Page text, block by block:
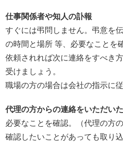
仕事関係者や知人の訃報
すぐには弔問しません。弔意を
の時間と場所 等、必要なことを
依頼されれば次に連絡をすべき
受けましょう。
職場の方の場合は会社の指示に
代理の方からの連絡をいただい
必要なことを確認。（代理の方
確認したいことがあっても取り